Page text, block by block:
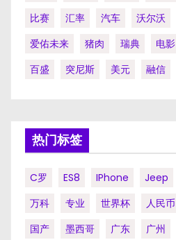
比赛
汇率 汽车 沃尔沃
爱佑未来
猪肉 瑞典 电影
百盛
突尼斯 美元 融信
热门标签
C罗 ES8 IPhone Jeep
万科
专业 世界杯 人民币
国产
墨西哥 广东 广州